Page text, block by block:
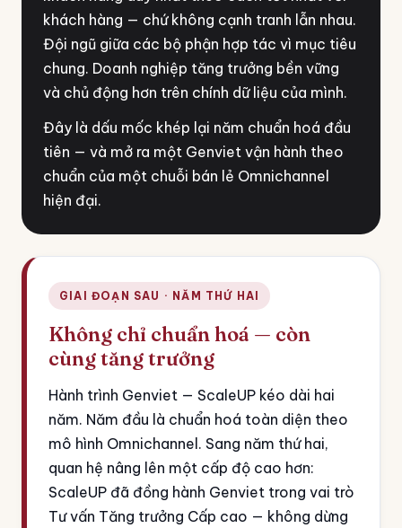
khách hàng — chứ không cạnh tranh lẫn nhau.
Đội ngũ giữa các bộ phận hợp tác vì mục tiêu
chung. Doanh nghiệp tăng trưởng bền vững
và chủ động hơn trên chính dữ liệu của mình.
Đây là dấu mốc khép lại năm chuẩn hoá đầu
tiên — và mở ra một Genviet vận hành theo
chuẩn của một chuỗi bán lẻ Omnichannel
hiện đại.
GIAI ĐOẠN SAU · NĂM THỨ HAI
Không chỉ chuẩn hoá — còn
cùng tăng trưởng
Hành trình Genviet — ScaleUP kéo dài hai
năm. Năm đầu là chuẩn hoá toàn diện theo
mô hình Omnichannel. Sang năm thứ hai,
quan hệ nâng lên một cấp độ cao hơn:
ScaleUP đã đồng hành Genviet trong vai trò
Tư vấn Tăng trưởng Cấp cao — không dừng